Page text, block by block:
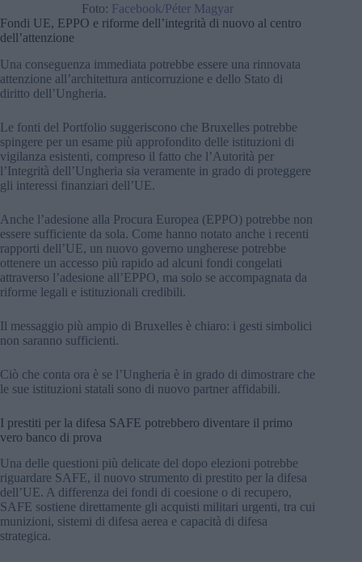
Foto: Facebook/Péter Magyar
Fondi UE, EPPO e riforme dell’integrità di nuovo al centro
dell’attenzione
Una conseguenza immediata potrebbe essere una rinnovata
attenzione all’architettura anticorruzione e dello Stato di
diritto dell’Ungheria.
Le fonti del Portfolio suggeriscono che Bruxelles potrebbe
spingere per un esame più approfondito delle istituzioni di
vigilanza esistenti, compreso il fatto che l’Autorità per
l’Integrità dell’Ungheria sia veramente in grado di proteggere
gli interessi finanziari dell’UE.
Anche l’adesione alla Procura Europea (EPPO) potrebbe non
essere sufficiente da sola. Come hanno notato anche i recenti
rapporti dell’UE, un nuovo governo ungherese potrebbe
ottenere un accesso più rapido ad alcuni fondi congelati
attraverso l’adesione all’EPPO, ma solo se accompagnata da
riforme legali e istituzionali credibili.
Il messaggio più ampio di Bruxelles è chiaro: i gesti simbolici
non saranno sufficienti.
Ciò che conta ora è se l’Ungheria è in grado di dimostrare che
le sue istituzioni statali sono di nuovo partner affidabili.
I prestiti per la difesa SAFE potrebbero diventare il primo
vero banco di prova
Una delle questioni più delicate del dopo elezioni potrebbe
riguardare SAFE, il nuovo strumento di prestito per la difesa
dell’UE. A differenza dei fondi di coesione o di recupero,
SAFE sostiene direttamente gli acquisti militari urgenti, tra cui
munizioni, sistemi di difesa aerea e capacità di difesa
strategica.